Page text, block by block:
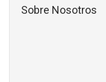
Sobre Nosotros